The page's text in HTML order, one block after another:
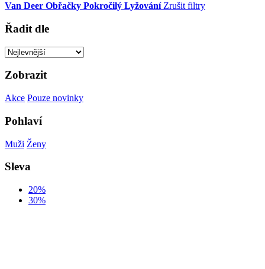
Van Deer Obřačky Pokročilý Lyžování Zrušit filtry
Řadit dle
Zobrazit
Akce Pouze novinky
Pohlaví
Muži Ženy
Sleva
20%
30%